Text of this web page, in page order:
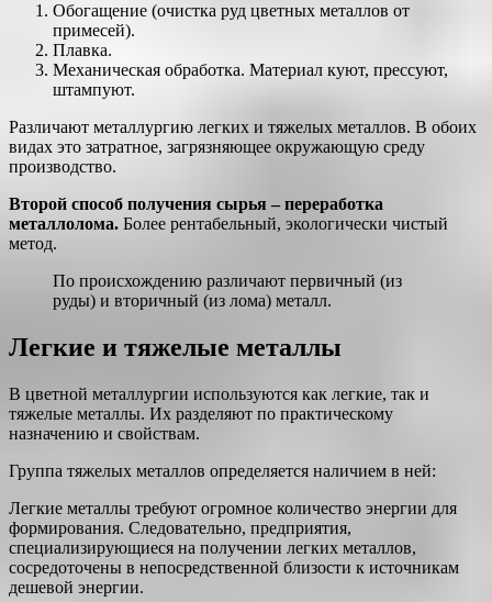
Обогащение (очистка руд цветных металлов от
примесей).
Плавка.
Механическая обработка. Материал куют, прессуют,
штампуют.
Различают металлургию легких и тяжелых металлов. В обоих
видах это затратное, загрязняющее окружающую среду
производство.
Второй способ получения сырья – переработка
металлолома. Более рентабельный, экологически чистый
метод.
По происхождению различают первичный (из
руды) и вторичный (из лома) металл.
Легкие и тяжелые металлы
В цветной металлургии используются как легкие, так и
тяжелые металлы. Их разделяют по практическому
назначению и свойствам.
Группа тяжелых металлов определяется наличием в ней:
Легкие металлы требуют огромное количество энергии для
формирования. Следовательно, предприятия,
специализирующиеся на получении легких металлов,
сосредоточены в непосредственной близости к источникам
дешевой энергии.